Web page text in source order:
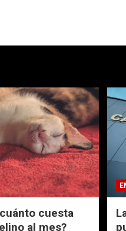
cuesta
al mes?